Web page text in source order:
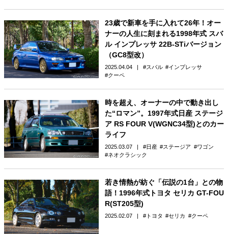
23歳で新車を手に入れて26年！オー
ナーの人生に刻まれる1998年式 スバ
ル インプレッサ 22B-STiバージョン
（GC8型改）
2025.04.04 スバル
インプレッサ
クーペ
時を超え、オーナーの中で動き出し
た“ロマン”。1997年式日産 ステージ
ア RS FOUR V(WGNC34型)とのカー
ライフ
2025.03.07 日産 ステージア
ワゴン
ネオクラシック
若き情熱が紡ぐ「伝説の1台」との物
語！1996年式トヨタ セリカ GT-FOU
R(ST205型)
2025.02.07 トヨタ セリカ クーペ